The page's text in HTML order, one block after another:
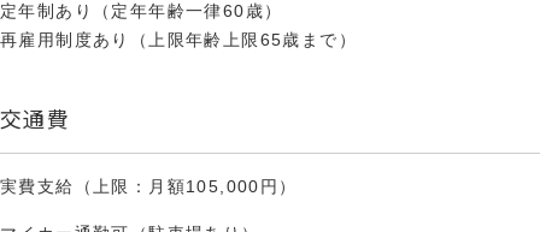
定年制あり（定年年齢一律60歳）
再雇用制度あり（上限年齢上限65歳まで）
交通費
実費支給（上限：月額105,000円）